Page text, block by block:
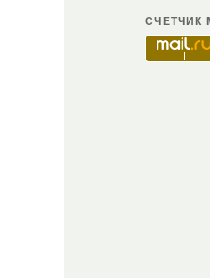
СЧЕТЧИК